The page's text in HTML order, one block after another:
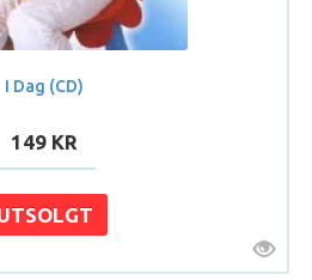
I Dag (CD)
149 KR